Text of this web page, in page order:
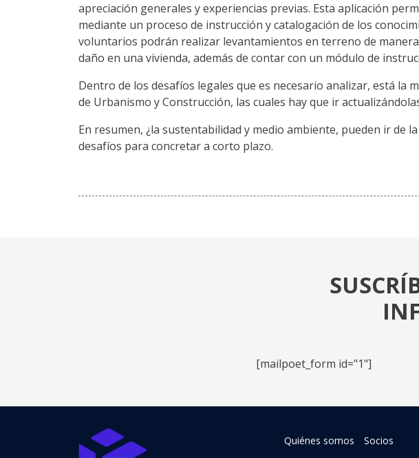
apreciación generales y experiencias previas. Esta aplicación
mediante un proceso de instrucción y catalogación de los
voluntarios podrán realizar levantamientos en terreno de
daño en una vivienda, además de contar con un módulo de
Dentro de los desafíos legales que es necesario analizar, está la
de Urbanismo y Construcción, las cuales hay que ir
En resumen, ¿la sustentabilidad y medio ambiente, pueden ir de
desafíos para concretar a corto plazo.
[mailpoet_form id="1"]
Quiénes somos
Socios